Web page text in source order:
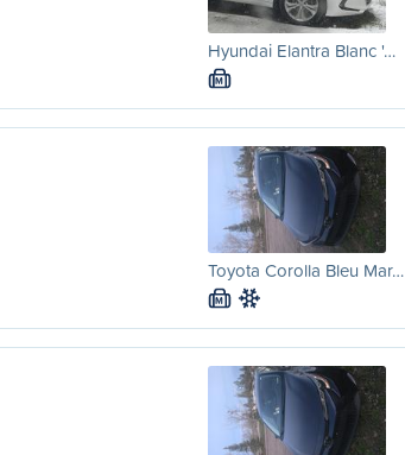
Hyundai Elantra Blanc '…
M
Toyota Corolla Bleu Mar…
M